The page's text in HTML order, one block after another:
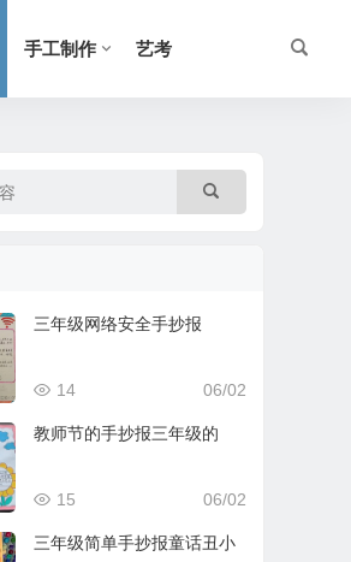
手工制作 艺考
三年级网络安全手抄报
06/02
14
教师节的手抄报三年级的
06/02
15
三年级简单手抄报童话丑小